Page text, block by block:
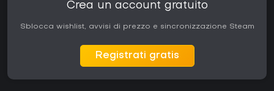
Crea un account gratuito
Sblocca wishlist, avvisi di prezzo e sincronizzazione Steam
Registrati gratis